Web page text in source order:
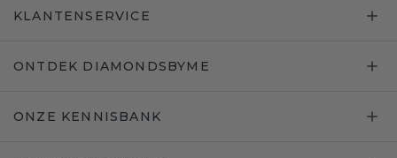
KLANTENSERVICE
ONTDEK DIAMONDSBYME
ONZE KENNISBANK